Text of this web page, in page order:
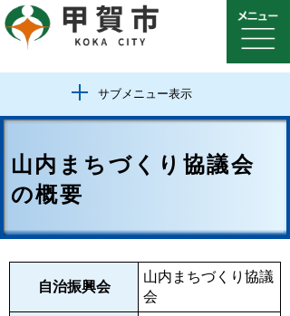
サブメニュー表示
山内まちづくり協議会
の概要
自治振興会
山内まちづくり協議
会